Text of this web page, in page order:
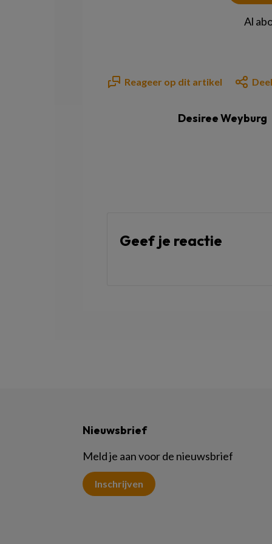
Al
Reageer op dit artikel
Desiree Weyburg
Geef je reactie
Nieuwsbrief
Meld je aan voor de nieuwsbrief
Inschrijven